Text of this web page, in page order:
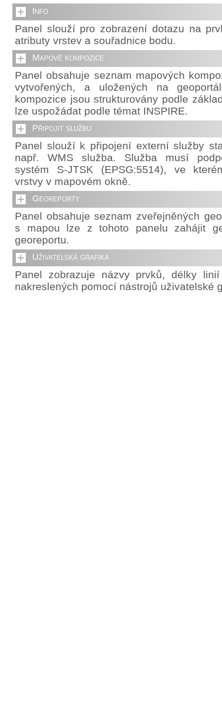
Info
Panel slouží pro zobrazení dotazu na
atributy vrstev a souřadnice bodu.
Mapové kompozice
Panel obsahuje seznam mapových
vytvořených, a uložených na
kompozice jsou strukturovány podle
lze uspožádat podle témat INSPIRE.
Připojit službu
Panel slouží k připojení externí služby
např. WMS služba. Služba musí
systém S-JTSK (EPSG:5514), ve
vrstvy v mapovém okně.
Georeporty
Panel obsahuje seznam zveřejněných
s mapou lze z tohoto panelu zahájit
georeportu.
Uživatelská grafika
Panel zobrazuje názvy prvků, délky
nakreslených pomocí nástrojů uživatelské